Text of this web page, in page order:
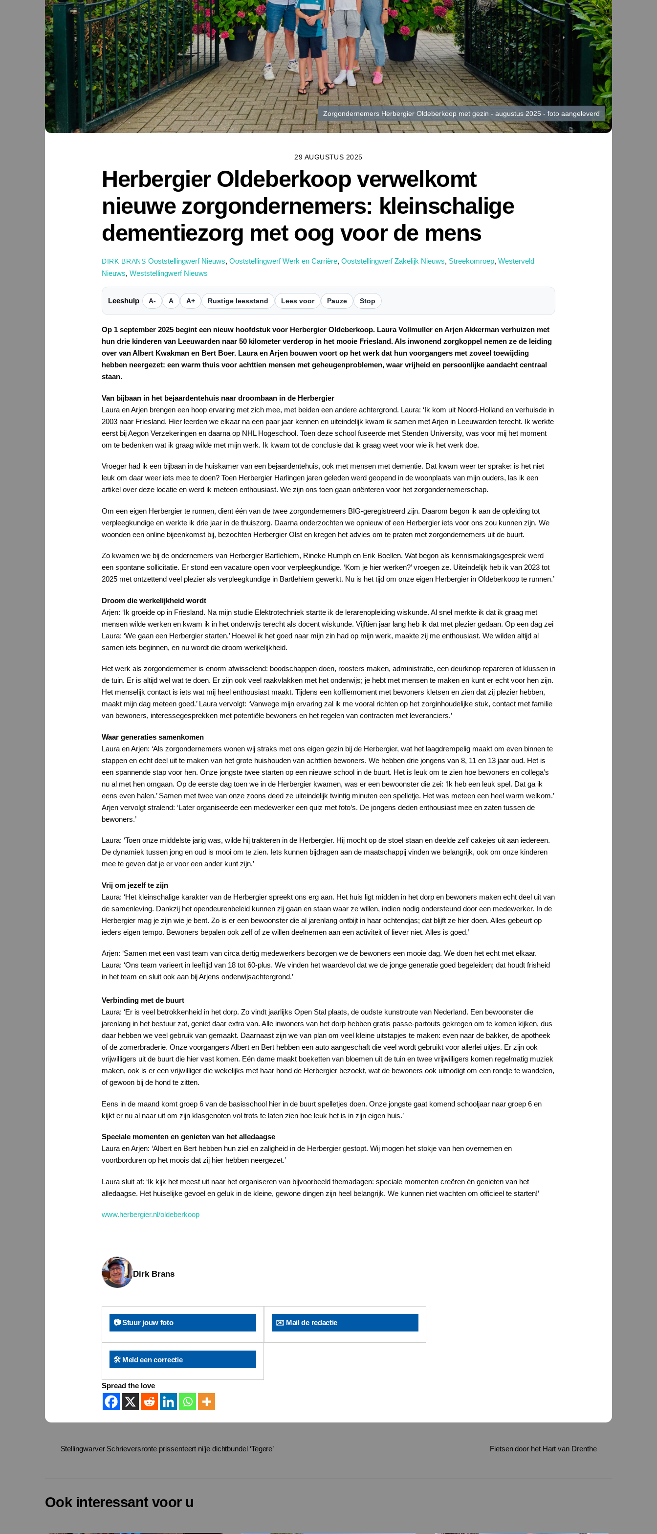
Zorgondernemers Herbergier Oldeberkoop met gezin - augustus 2025 - foto aangeleverd
29 AUGUSTUS 2025
Herbergier Oldeberkoop verwelkomt
nieuwe zorgondernemers: kleinschalige
dementiezorg met oog voor de mens
DIRK BRANS Ooststellingwerf Nieuws, Ooststellingwerf Werk en Carrière, Ooststellingwerf Zakelijk Nieuws, Streekomroep, Westerveld
Nieuws, Weststellingwerf Nieuws
Leeshulp A- A A+ Rustige leesstand Lees voor Pauze Stop
Op 1 september 2025 begint een nieuw hoofdstuk voor Herbergier Oldeberkoop. Laura Vollmuller en Arjen Akkerman verhuizen met
hun drie kinderen van Leeuwarden naar 50 kilometer verderop in het mooie Friesland. Als inwonend zorgkoppel nemen ze de leiding
over van Albert Kwakman en Bert Boer. Laura en Arjen bouwen voort op het werk dat hun voorgangers met zoveel toewijding
hebben neergezet: een warm thuis voor achttien mensen met geheugenproblemen, waar vrijheid en persoonlijke aandacht centraal
staan.
Van bijbaan in het bejaardentehuis naar droombaan in de Herbergier
Laura en Arjen brengen een hoop ervaring met zich mee, met beiden een andere achtergrond. Laura: ‘Ik kom uit Noord-Holland en verhuisde in
2003 naar Friesland. Hier leerden we elkaar na een paar jaar kennen en uiteindelijk kwam ik samen met Arjen in Leeuwarden terecht. Ik werkte
eerst bij Aegon Verzekeringen en daarna op NHL Hogeschool. Toen deze school fuseerde met Stenden University, was voor mij het moment
om te bedenken wat ik graag wilde met mijn werk. Ik kwam tot de conclusie dat ik graag weet voor wie ik het werk doe.
Vroeger had ik een bijbaan in de huiskamer van een bejaardentehuis, ook met mensen met dementie. Dat kwam weer ter sprake: is het niet
leuk om daar weer iets mee te doen? Toen Herbergier Harlingen jaren geleden werd geopend in de woonplaats van mijn ouders, las ik een
artikel over deze locatie en werd ik meteen enthousiast. We zijn ons toen gaan oriënteren voor het zorgondernemerschap.
Om een eigen Herbergier te runnen, dient één van de twee zorgondernemers BIG-geregistreerd zijn. Daarom begon ik aan de opleiding tot
verpleegkundige en werkte ik drie jaar in de thuiszorg. Daarna onderzochten we opnieuw of een Herbergier iets voor ons zou kunnen zijn. We
woonden een online bijeenkomst bij, bezochten Herbergier Olst en kregen het advies om te praten met zorgondernemers uit de buurt.
Zo kwamen we bij de ondernemers van Herbergier Bartlehiem, Rineke Rumph en Erik Boellen. Wat begon als kennismakingsgesprek werd
een spontane sollicitatie. Er stond een vacature open voor verpleegkundige. ‘Kom je hier werken?’ vroegen ze. Uiteindelijk heb ik van 2023 tot
2025 met ontzettend veel plezier als verpleegkundige in Bartlehiem gewerkt. Nu is het tijd om onze eigen Herbergier in Oldeberkoop te runnen.’
Droom die werkelijkheid wordt
Arjen: ‘Ik groeide op in Friesland. Na mijn studie Elektrotechniek startte ik de lerarenopleiding wiskunde. Al snel merkte ik dat ik graag met
mensen wilde werken en kwam ik in het onderwijs terecht als docent wiskunde. Vijftien jaar lang heb ik dat met plezier gedaan. Op een dag zei
Laura: ‘We gaan een Herbergier starten.’ Hoewel ik het goed naar mijn zin had op mijn werk, maakte zij me enthousiast. We wilden altijd al
samen iets beginnen, en nu wordt die droom werkelijkheid.
Het werk als zorgondernemer is enorm afwisselend: boodschappen doen, roosters maken, administratie, een deurknop repareren of klussen in
de tuin. Er is altijd wel wat te doen. Er zijn ook veel raakvlakken met het onderwijs; je hebt met mensen te maken en kunt er echt voor hen zijn.
Het menselijk contact is iets wat mij heel enthousiast maakt. Tijdens een koffiemoment met bewoners kletsen en zien dat zij plezier hebben,
maakt mijn dag meteen goed.’ Laura vervolgt: ‘Vanwege mijn ervaring zal ik me vooral richten op het zorginhoudelijke stuk, contact met familie
van bewoners, interessegesprekken met potentiële bewoners en het regelen van contracten met leveranciers.’
Waar generaties samenkomen
Laura en Arjen: ‘Als zorgondernemers wonen wij straks met ons eigen gezin bij de Herbergier, wat het laagdrempelig maakt om even binnen te
stappen en echt deel uit te maken van het grote huishouden van achttien bewoners. We hebben drie jongens van 8, 11 en 13 jaar oud. Het is
een spannende stap voor hen. Onze jongste twee starten op een nieuwe school in de buurt. Het is leuk om te zien hoe bewoners en collega’s
nu al met hen omgaan. Op de eerste dag toen we in de Herbergier kwamen, was er een bewoonster die zei: ‘Ik heb een leuk spel. Dat ga ik
eens even halen.’ Samen met twee van onze zoons deed ze uiteindelijk twintig minuten een spelletje. Het was meteen een heel warm welkom.’
Arjen vervolgt stralend: ‘Later organiseerde een medewerker een quiz met foto’s. De jongens deden enthousiast mee en zaten tussen de
bewoners.’
Laura: ‘Toen onze middelste jarig was, wilde hij trakteren in de Herbergier. Hij mocht op de stoel staan en deelde zelf cakejes uit aan iedereen.
De dynamiek tussen jong en oud is mooi om te zien. Iets kunnen bijdragen aan de maatschappij vinden we belangrijk, ook om onze kinderen
mee te geven dat je er voor een ander kunt zijn.’
Vrij om jezelf te zijn
Laura: ‘Het kleinschalige karakter van de Herbergier spreekt ons erg aan. Het huis ligt midden in het dorp en bewoners maken echt deel uit van
de samenleving. Dankzij het opendeurenbeleid kunnen zij gaan en staan waar ze willen, indien nodig ondersteund door een medewerker. In de
Herbergier mag je zijn wie je bent. Zo is er een bewoonster die al jarenlang ontbijt in haar ochtendjas; dat blijft ze hier doen. Alles gebeurt op
ieders eigen tempo. Bewoners bepalen ook zelf of ze willen deelnemen aan een activiteit of liever niet. Alles is goed.’
Arjen: ‘Samen met een vast team van circa dertig medewerkers bezorgen we de bewoners een mooie dag. We doen het echt met elkaar.
Laura: ‘Ons team varieert in leeftijd van 18 tot 60-plus. We vinden het waardevol dat we de jonge generatie goed begeleiden; dat houdt frisheid
in het team en sluit ook aan bij Arjens onderwijsachtergrond.’
Verbinding met de buurt
Laura: ‘Er is veel betrokkenheid in het dorp. Zo vindt jaarlijks Open Stal plaats, de oudste kunstroute van Nederland. Een bewoonster die
jarenlang in het bestuur zat, geniet daar extra van. Alle inwoners van het dorp hebben gratis passe-partouts gekregen om te komen kijken, dus
daar hebben we veel gebruik van gemaakt. Daarnaast zijn we van plan om veel kleine uitstapjes te maken: even naar de bakker, de apotheek
of de zomerbraderie. Onze voorgangers Albert en Bert hebben een auto aangeschaft die veel wordt gebruikt voor allerlei uitjes. Er zijn ook
vrijwilligers uit de buurt die hier vast komen. Eén dame maakt boeketten van bloemen uit de tuin en twee vrijwilligers komen regelmatig muziek
maken, ook is er een vrijwilliger die wekelijks met haar hond de Herbergier bezoekt, wat de bewoners ook uitnodigt om een rondje te wandelen,
of gewoon bij de hond te zitten.
Eens in de maand komt groep 6 van de basisschool hier in de buurt spelletjes doen. Onze jongste gaat komend schooljaar naar groep 6 en
kijkt er nu al naar uit om zijn klasgenoten vol trots te laten zien hoe leuk het is in zijn eigen huis.’
Speciale momenten en genieten van het alledaagse
Laura en Arjen: ‘Albert en Bert hebben hun ziel en zaligheid in de Herbergier gestopt. Wij mogen het stokje van hen overnemen en
voortborduren op het moois dat zij hier hebben neergezet.’
Laura sluit af: ‘Ik kijk het meest uit naar het organiseren van bijvoorbeeld themadagen: speciale momenten creëren én genieten van het
alledaagse. Het huiselijke gevoel en geluk in de kleine, gewone dingen zijn heel belangrijk. We kunnen niet wachten om officieel te starten!’
www.herbergier.nl/oldeberkoop
Dirk Brans
📷 Stuur jouw foto ✉️ Mail de redactie
🛠️ Meld een correctie
Spread the love
Stellingwarver Schrieversronte prissenteert ni’je dichtbundel ‘Tegere’ Fietsen door het Hart van Drenthe
Ook interessant voor u